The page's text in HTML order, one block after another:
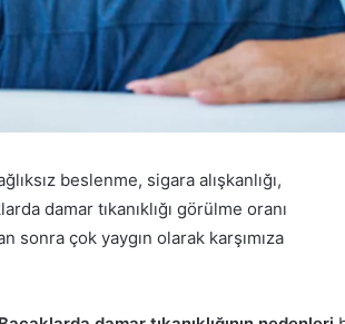
beslenme, sigara alışkanlığı,
damar tıkanıklığı görülme oranı
çok yaygın olarak karşımıza